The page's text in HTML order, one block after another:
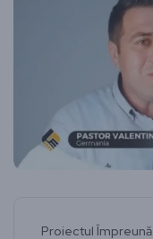
Proiectul Împreună